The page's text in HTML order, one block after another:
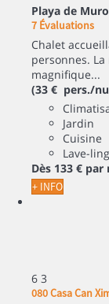
Playa de
7 Évaluations
Chalet
personnes.
magnifique...
(33 € pers./
Jardin
Cuisine
Lave-
Dès 133 € par
+ INFO
6 3
080 Casa Can